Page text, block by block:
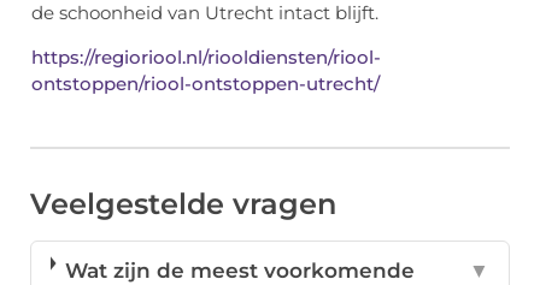
de schoonheid van Utrecht intact blijft.
https://regioriool.nl/riooldiensten/riool-
ontstoppen/riool-ontstoppen-utrecht/
Veelgestelde vragen
Wat zijn de meest voorkomende
▼